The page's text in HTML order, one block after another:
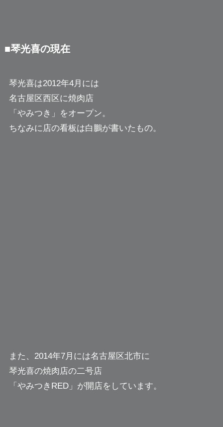
■琴光喜の現在
琴光喜は2012年4月には
名古屋区西区に焼肉店
「やみつき」をオープン。
ちなみに店の看板は白鵬が書いたもの。
また、2014年7月には名古屋区北市に
琴光喜の焼肉店の二号店
「やみつきRED」が開店をしています。